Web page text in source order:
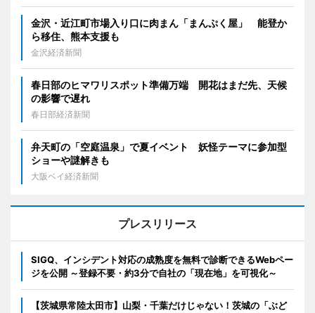
金沢・近江町市場入り口に肉まん「まんぷく屋」 能登か
ら移住、熊本支援も
金沢経済新聞
春日部のヒマワリスポット準備万端 開花はまだ先、天候
の影響で遅れ
春日部経済新聞
弁天町の「空庭温泉」で夏イベント 妖怪テーマに参加型
ショーや謎解きも
大阪ベイ経済新聞
プレスリリース
SIGQ、インシデント対応の成熟度を無料で診断できるWebペー
ジを公開 ～登録不要・約3分で自社の「現在地」を可視化～
【茨城県常陸太田市】山梨・千葉だけじゃない！茨城の「ぶど